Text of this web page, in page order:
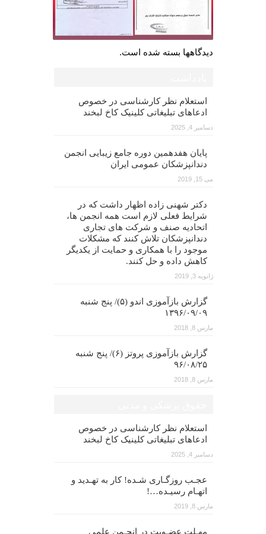
دیدگاهها بسته شده است.
استعلام نظر کارشناسی در خصوص
ادعاهای تبلیغاتی کلینیک کاخ لبخند
دسامبر 4, 2025
پایان هفدهمین دوره جامع زیبایی انجمن
دندانپزشکان عمومی ایران
می 15, 2019
دکتر شهنی زاده اظهار داشت که در
شرایط فعلی لازم است همه انجمن ها،
اتحادیه صنف و شرکت های تجاری
دندانپزشکان تلاش کنند که مشکلات
موجود را با همکاری و حمایت از یکدیگر
کاهش داده و حل کنند.
ژانویه 3, 2019
گزارش بازآموزی اندو (۵)/ پنج شنبه
۱۳۹۶/۰۹/۰۹
مارس 8, 2018
گزارش بازآموزی پروتز (۶)/ پنج شنبه
۹۶/۰۸/۲۵
مارس 8, 2018
استعلام نظر کارشناسی در خصوص
ادعاهای تبلیغاتی کلینیک کاخ لبخند
دسامبر 4, 2025
عجـب روزگـاری شـده! کار به تهـدید و
اتهـام رسیـده…!
مارس 8, 2019
مهـلت عضـویت در انجـمن علمی